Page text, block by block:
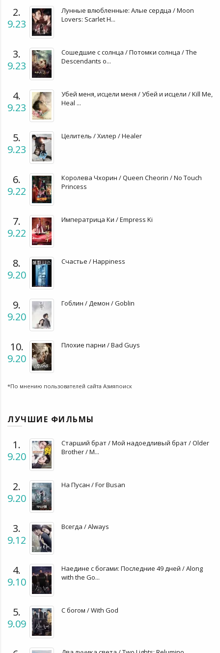
2.
9.23
Лунные влюбленные: Алые сердца / Moon
Lovers: Scarlet H...
3.
9.23
Сошедшие с солнца / Потомки солнца / The
Descendants o...
4.
9.23
Убей меня, исцели меня / Убей и исцели / Kill Me,
Heal ...
5.
9.23
Целитель / Хилер / Healer
6.
9.22
Королева Чхорин / Queen Cheorin / No Touch
Princess
7.
9.22
Императрица Ки / Empress Ki
8.
9.20
Счастье / Happiness
9.
9.20
Гоблин / Демон / Goblin
10.
9.20
Плохие парни / Bad Guys
*По мнению пользователей сайта Азияпоиск
ЛУЧШИЕ ФИЛЬМЫ
1.
9.20
Старший брат / Мой надоедливый брат / Older
Brother / M...
2.
9.20
На Пусан / For Busan
3.
9.12
Всегда / Always
4.
9.10
Наедине с богами: Последние 49 дней / Along
with the Go...
5.
9.09
С богом / With God